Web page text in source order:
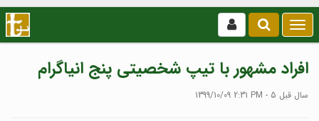
بازکردن
/
منو
افراد مشهور با تیپ شخصیتی پنج انیاگرام
1399/10/09 2:31 PM - 5 سال قبل